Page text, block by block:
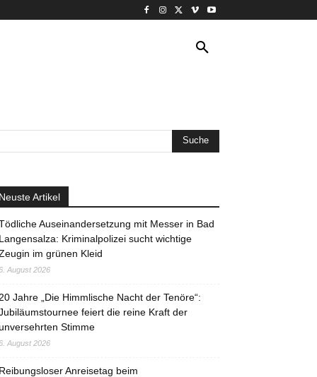
Neuste Artikel
Auseinandersetzung mit Messer in Bad
Langensalza: Kriminalpolizei sucht wichtige
im grünen Kleid
August 2026
20 Jahre „Die Himmlische Nacht der Tenöre“:
feiert die reine Kraft der
unversehrten Stimme
August 2026
Reibungsloser Anreisetag beim